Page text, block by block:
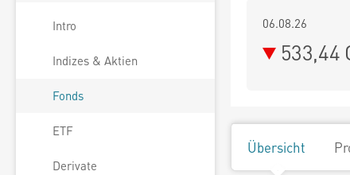
Intro
Indizes & Aktien
Fonds
ETF
Derivate
06.08.26
533,44
Übersicht